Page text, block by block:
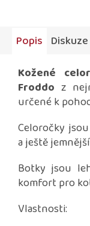
Popis Diskuze
Kožené
Froddo z
určené k
Celoročky
a ještě
Botky jsou
komfort pro
Vlastnosti: